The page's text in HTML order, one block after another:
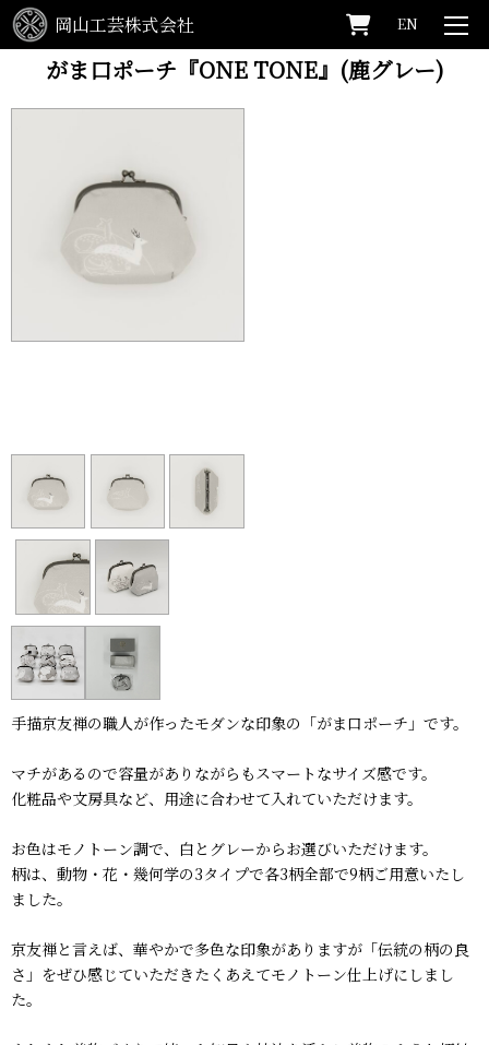
岡山工芸株式会社 EN
HOME >SHOP>がま口ポーチ『ONE TONE』(鹿グレー)
がま口ポーチ『ONE TONE』(鹿グレー)
手描京友禅の職人が作ったモダンな印象の「がま口ポーチ」です。
マチがあるので容量がありながらもスマートなサイズ感です。
化粧品や文房具など、用途に合わせて入れていただけます。
お色はモノトーン調で、白とグレーからお選びいただけます。
柄は、動物・花・幾何学の3タイプで各3柄全部で9柄ご用意いたし
ました。
京友禅と言えば、華やかで多色な印象がありますが「伝統の柄の良
さ」をぜひ感じていただきたくあえてモノトーン仕上げにしまし
た。